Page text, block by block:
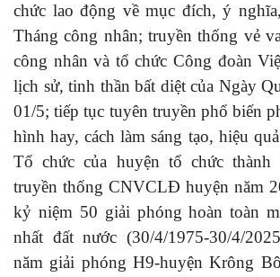
chức lao động về mục đích, ý
Tháng công nhân; truyền thống vẻ
công nhân và tổ chức Công đoàn
lịch sử, tinh thần bất diệt của Ngày
01/5; tiếp tục tuyên truyền phổ biến
hình hay, cách làm sáng tạo, hiệu
Tổ chức của huyện tổ chức thành
truyền thống CNVCLĐ huyện năm
kỷ niệm 50 giải phóng hoàn toàn
nhất đất nước (30/4/1975-30/4/
năm giải phóng H9-huyện Krông